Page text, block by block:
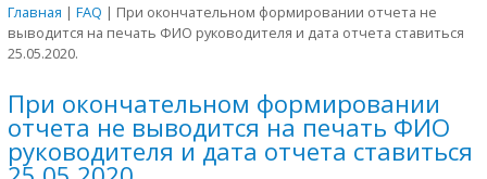
Главная | FAQ | При окончательном формировании отчета не
выводится на печать ФИО руководителя и дата отчета ставиться
25.05.2020.
При окончательном формировании
отчета не выводится на печать ФИО
руководителя и дата отчета ставиться